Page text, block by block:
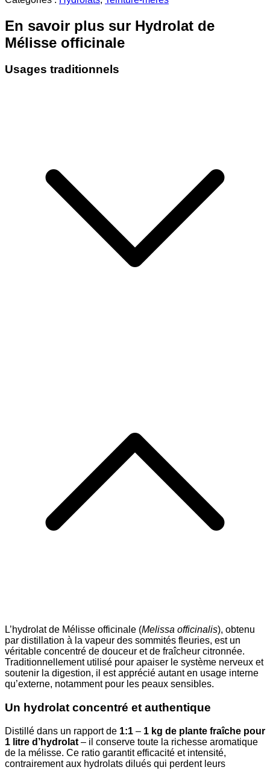
Mélisse
En savoir plus sur Hydrolat de
Mélisse officinale
Usages traditionnels
L’hydrolat de Mélisse officinale (Melissa officinalis), obtenu
par distillation à la vapeur des sommités fleuries, est un
véritable concentré de douceur et de fraîcheur citronnée.
Traditionnellement utilisé pour apaiser le système nerveux et
soutenir la digestion, il est apprécié autant en usage interne
qu’externe, notamment pour les peaux sensibles.
Un hydrolat concentré et authentique
Distillé dans un rapport de 1:1 – 1 kg de plante fraîche pour
1 litre d’hydrolat – il conserve toute la richesse aromatique
de la mélisse. Ce ratio garantit efficacité et intensité,
contrairement aux hydrolats dilués qui perdent leurs